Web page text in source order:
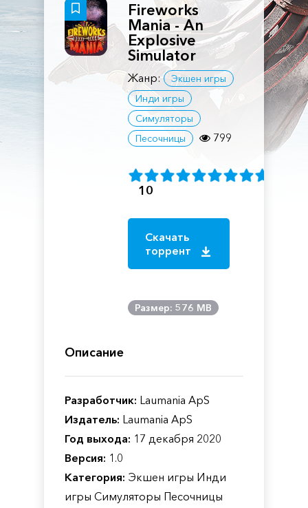
Fireworks
Mania - An
Explosive
Simulator
Жанр:
Экшен игры
Инди игры
Симуляторы
Песочницы
799
10
Скачать
торрент
Размер: 576 MB
Описание
Разработчик: Laumania ApS
Издатель: Laumania ApS
Год выхода: 17 декабря 2020
Версия: 1.0
Категория: Экшен игры Инди
игры Симуляторы Песочницы